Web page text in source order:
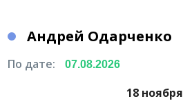
Андрей Одарченко
По дате:
18 ноября